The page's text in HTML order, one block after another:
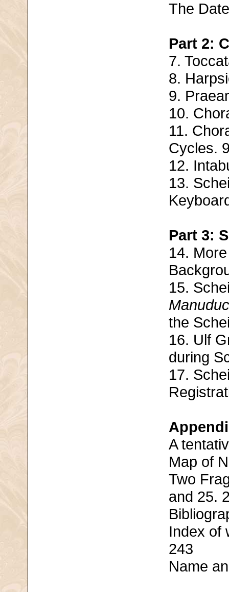
The
Part 2:
7.
8.
9.
10.
11.
Cycles.
12.
13.
Part 3:
14.
15.
the
16. Ulf
during
17.
A
Map of
Two
and 25.
Index of
243
Name